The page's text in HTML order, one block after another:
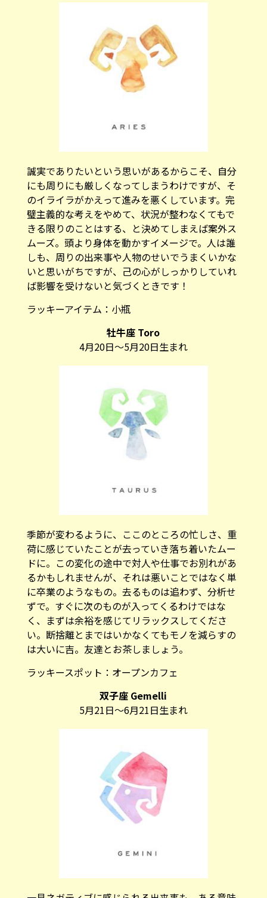
誠実でありたいという思いがあるからこそ、自分
にも周りにも厳しくなってしまうわけですが、そ
のイライラがかえって進みを悪くしています。完
璧主義的な考えをやめて、状況が整わなくてもで
きる限りのことはする、と決めてしまえば案外ス
ムーズ。頭より身体を動かすイメージで。人は誰
しも、周りの出来事や人物のせいでうまくいかな
いと思いがちですが、己の心がしっかりしていれ
ば影響を受けないと気づくときです！
ラッキーアイテム： 小瓶
牡牛座 Toro
4月20日～5月20日生まれ
季節が変わるように、ここのところの忙しさ、重
荷に感じていたことが去っていき落ち着いたムー
ドに。この変化の途中で対人や仕事でお別れがあ
るかもしれませんが、それは悪いことではなく単
に卒業のようなもの。去るものは追わず、分析せ
ずで。すぐに次のものが入ってくるわけではな
く、まずは余裕を感じてリラックスしてくださ
い。断捨離とまではいかなくてもモノを減らすの
は大いに吉。友達とお茶しましょう。
ラッキースポット： オープンカフェ
双子座 Gemelli
5月21日～6月21日生まれ